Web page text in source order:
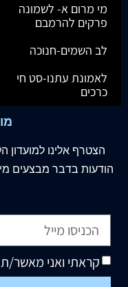
מי מרום א- לשמונה
פרקים להרמבם
לב השמים-חנוכה
לאמונת עתנו-סט חי
כרכים
הצטרף אלינו למועדון
הודעות בדבר מבצעים
קראתי ואני מאשר/